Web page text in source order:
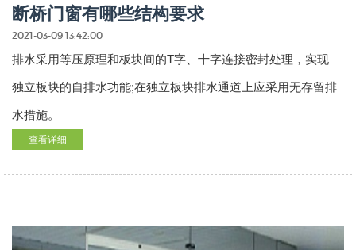
断桥门窗有哪些结构要求
2021-03-09 13:42:00
排水采用等压原理和板块间的T字、十字连接密封处理，实现
独立板块的自排水功能;在独立板块排水通道上应采用无存留排
水措施。
查看详细